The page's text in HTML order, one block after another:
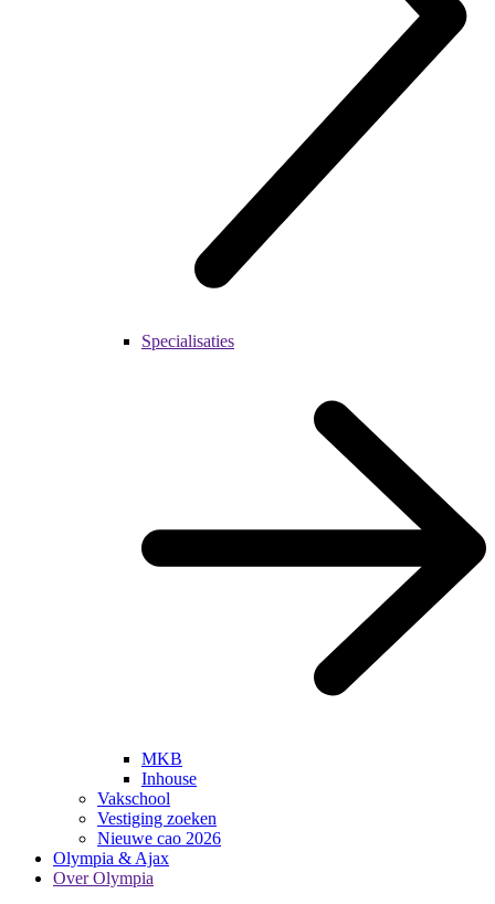
Specialisaties
MKB
Inhouse
Vakschool
Vestiging zoeken
Nieuwe cao 2026
Olympia & Ajax
Over Olympia